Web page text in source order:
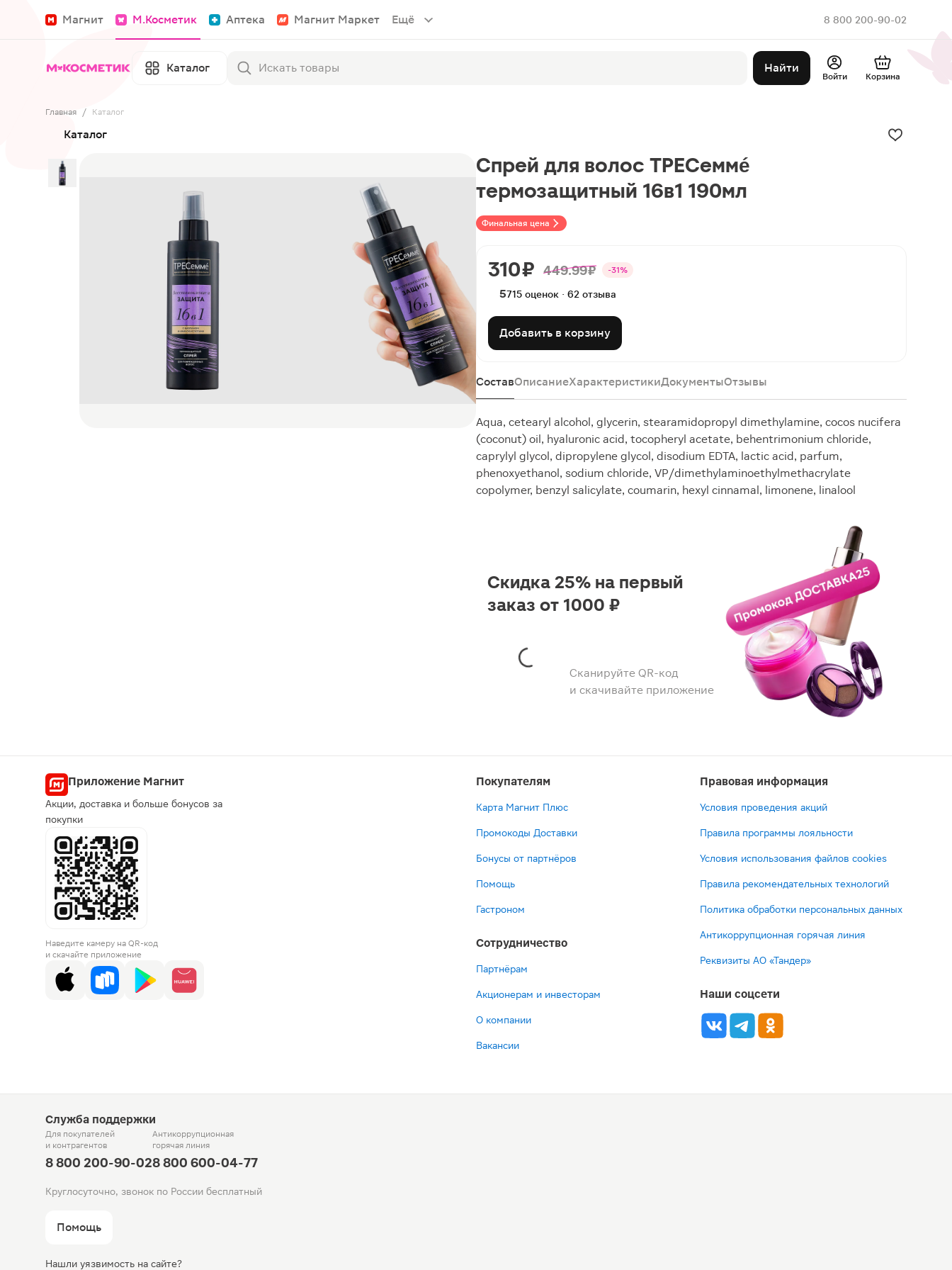
Магнит М.Косметик Аптека Магнит Маркет Ещё 8 800 200-90-02
Каталог Найти
Войти Корзина
Главная / Каталог
Каталог
Финальная цена
Cпрей для волос ТРЕСеммé
термозащитный 16в1 190мл
310 ₽ 449.99 ₽ -31%
5715 оценок · 62 отзыва
Добавить в корзину
СоставОписаниеХарактеристикиДокументыОтзывы
Aqua, cetearyl alcohol, glycerin, stearamidopropyl dimethylamine, cocos nucifera
(coconut) oil, hyaluronic acid, tocopheryl acetate, behentrimonium chloride,
caprylyl glycol, dipropylene glycol, disodium EDTA, lactic acid, parfum,
phenoxyethanol, sodium chloride, VP/dimethylaminoethylmethacrylate
copolymer, benzyl salicylate, coumarin, hexyl cinnamal, limonene, linalool
Сканируйте QR-код
и скачивайте приложение
Скидка 25% на первый
заказ от 1000 ₽
Приложение Магнит
Акции, доставка и больше бонусов за
покупки
Наведите камеру на QR-код
и скачайте приложение
Покупателям
Карта Магнит Плюс
Промокоды Доставки
Бонусы от партнёров
Помощь
Гастроном
Сотрудничество
Партнёрам
Акционерам и инвесторам
О компании
Вакансии
Правовая информация
Условия проведения акций
Правила программы лояльности
Условия использования файлов cookies
Правила рекомендательных технологий
Политика обработки персональных данных
Антикоррупционная горячая линия
Реквизиты АО «Тандер»
Наши соцсети
Служба поддержки
Для покупателей
и контрагентов
8 800 200-90-02
Антикоррупционная
горячая линия
8 800 600-04-77
Круглосуточно, звонок по России бесплатный
Помощь
Нашли уязвимость на сайте?